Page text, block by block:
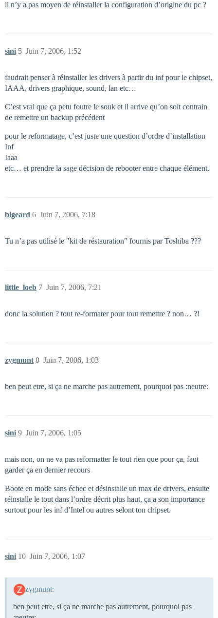
il n’y a pas moyen de réinstaller la configuration d’origine du pc ?
sini Juin 7, 2006, 1:52
5
faudrait penser à réinstaller les drivers à partir du inf pour le chipset,
IAAA, drivers graphique, sound, lan etc…
C’est vrai que ça petu foutre le souk et il arrive qu’on soit contrain
de remettre un backup précédent
pour le reformatage, c’est juste une question d’ordre d’installation
Inf
Iaaa
etc… et prendre la sage décision de rebooter entre chaque élément.
bigeard Juin 7, 2006, 7:18
6
Tu n’a pas utilisé le "kit de réstauration" fournis par Toshiba ???
little_loeb Juin 7, 2006, 7:21
7
donc la solution ? tout re-formater pour tout remettre ? non… ?!
zygmunt Juin 7, 2006, 1:03
8
ben peut etre, si ça ne marche pas autrement, pourquoi pas :neutre:
sini Juin 7, 2006, 1:05
9
mais non, on ne va pas reformatter le tout rien que pour ça, faut
garder ça en dernier recours
Boote en mode sans échec et désinstalle un max de drivers, ensuite
réinstalle le tout dans l’ordre décrit plus haut, ça a son importance
surtout pour les inf d’Intel ou autres selont ton chipset.
sini Juin 7, 2006, 1:07
10
zygmunt:
ben peut etre, si ça ne marche pas autrement, pourquoi pas